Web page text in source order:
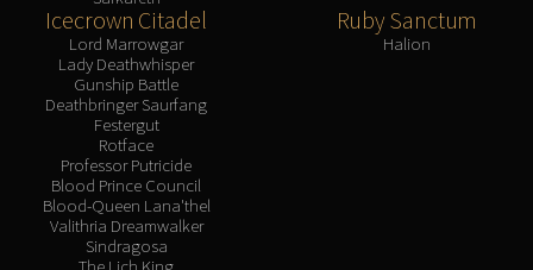
Icecrown Citadel
Lord Marrowgar
Lady Deathwhisper
Gunship Battle
Deathbringer Saurfang
Festergut
Rotface
Professor Putricide
Blood Prince Council
Blood-Queen Lana'thel
Valithria Dreamwalker
Sindragosa
Ruby Sanctum
Halion